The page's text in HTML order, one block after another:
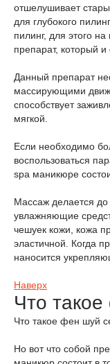
отшелушивает
для глубокого
пилинг, для этого
препарат, который и
Данный препарат
массирующими
способствует
мягкой.
Если необходимо
воспользоваться
spa маникюре
Массаж делается до
увлажняющие
чешуек кожи, кожа
эластичной. Когда
наносится
Наверх
Что
Что такое фен шуй
Но вот что собой